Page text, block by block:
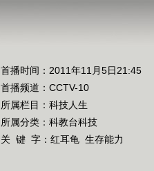
首播时间：2011年11月5日21:45
首播频道： CCTV-10
所属栏目： 科技人生
所属分类：科教台科技
关 键 字： 红耳龟 生存能力